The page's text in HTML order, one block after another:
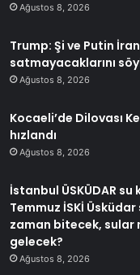
Ağustos 8, 2026
Trump: Şi ve Putin
satmayacaklarını
Ağustos 8, 2026
Kocaeli’de Dilovası
hızlandı
Ağustos 8, 2026
İstanbul ÜSKÜDAR
Temmuz İSKİ
zaman bitecek, sular
gelecek?
Ağustos 8, 2026